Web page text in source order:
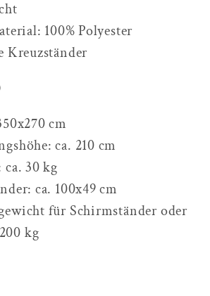
100% Polyester
Kreuzständer
cm
ca. 210 cm
30 kg
ca. 100x49 cm
für Schirmständer oder
kg